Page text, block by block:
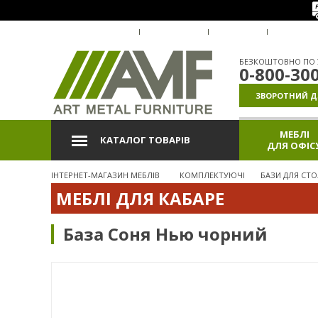
БЕЗКОШТОВНО ПО
0-800-
ЗВОРОТНИЙ
КАТАЛОГ ТОВАРІВ
МЕБЛІ
ДЛЯ
ІНТЕРНЕТ-МАГАЗИН МЕБЛІВ КОМПЛЕКТУЮЧІ БАЗИ ДЛЯ
МЕБЛІ ДЛЯ КАБАРЕ
База Соня Нью чорний